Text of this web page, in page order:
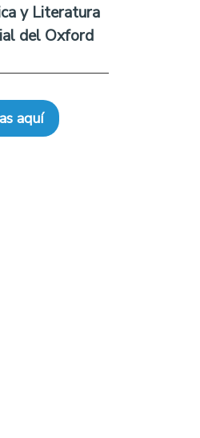
y Literatura
del Oxford
aquí